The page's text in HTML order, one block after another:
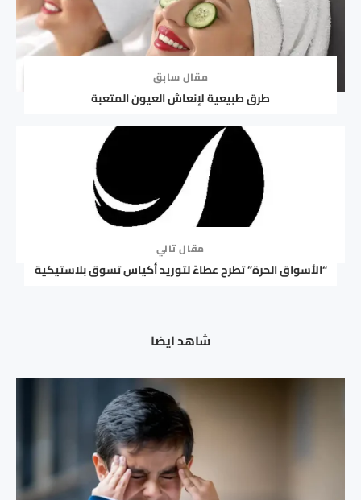
مقال سابق
طرق طبيعية لإنعاش العيون المتعبة
مقال تالي
“الأسواق الحرة” تطرح عطاءً لتوريد أكياس تسوق بلاستيكية
شاهد ايضا